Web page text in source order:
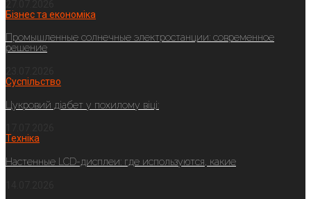
Бізнес та економіка
Промышленные солнечные электростанции: современное
решение
Суспільство
Цукровий діабет у похилому віці:
Техніка
Настенные LCD-дисплеи: где используются, какие